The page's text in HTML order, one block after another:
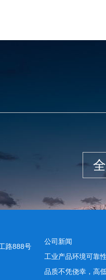
路888号
公司新闻
工业产品环境可靠
品质不凭侥幸，高